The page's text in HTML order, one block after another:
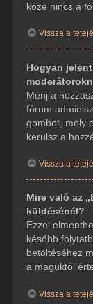
köze nincs a
Vissza a
Hogyan
Menj a
fórum
gombot, mely
kerülsz a
Vissza a
Mire való az
küldésénél?
Ezzel
később
betöltéséhez
a maguktól
Vissza a